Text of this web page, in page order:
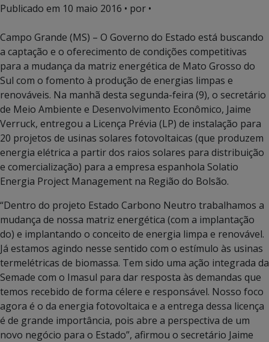
Publicado em 10 maio 2016 • por •
Campo Grande (MS) – O Governo do Estado está buscando
a captação e o oferecimento de condições competitivas
para a mudança da matriz energética de Mato Grosso do
Sul com o fomento à produção de energias limpas e
renováveis. Na manhã desta segunda-feira (9), o secretário
de Meio Ambiente e Desenvolvimento Econômico, Jaime
Verruck, entregou a Licença Prévia (LP) de instalação para
20 projetos de usinas solares fotovoltaicas (que produzem
energia elétrica a partir dos raios solares para distribuição
e comercialização) para a empresa espanhola Solatio
Energia Project Management na Região do Bolsão.
“Dentro do projeto Estado Carbono Neutro trabalhamos a
mudança de nossa matriz energética (com a implantação
do) e implantando o conceito de energia limpa e renovável.
Já estamos agindo nesse sentido com o estímulo às usinas
termelétricas de biomassa. Tem sido uma ação integrada da
Semade com o Imasul para dar resposta às demandas que
temos recebido de forma célere e responsável. Nosso foco
agora é o da energia fotovoltaica e a entrega dessa licença
é de grande importância, pois abre a perspectiva de um
novo negócio para o Estado”, afirmou o secretário Jaime